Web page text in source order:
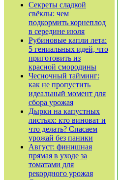
Секреты сладкой
свёклы: чем
подкормить корнеплод
в середине июля
Рубиновые капли лета:
5 гениальных идей, что
приготовить из
красной смородины
Чесночный тайминг:
как не пропустить
идеальный момент для
сбора урожая
Дырки на капустных
листьях: кто виноват и
что делать? Спасаем
урожай без паники
Август: финишная
прямая в уходе за
томатами для
рекордного урожая